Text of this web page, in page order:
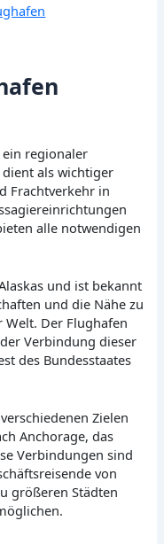
regionaler
als wichtiger
Frachtverkehr in
alle notwendigen
und ist bekannt
und die Nähe zu
Der Flughafen
Verbindung dieser
des Bundesstaates
Zielen
Anchorage, das
Verbindungen sind
von
größeren Städten